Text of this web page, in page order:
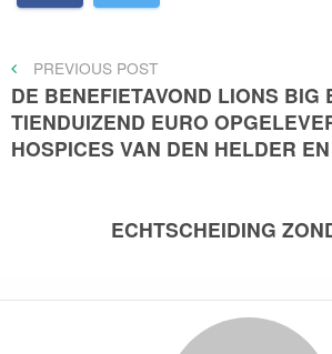
Bericht
navigatie
PREVIOUS
POST
PREVIOUS POST
DE BENEFIETAVOND LIONS BIG
TIENDUIZEND EURO
HOSPICES VAN DEN HELDER
ECHTSCHEIDING